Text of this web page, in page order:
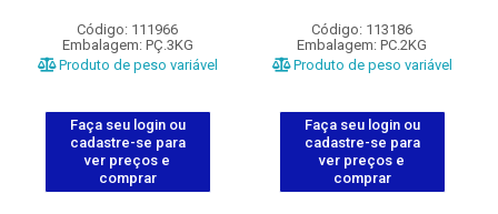
Código: 111966
Embalagem: PÇ.3KG
Produto de peso variável
Faça seu login ou
cadastre-se para
ver preços e
comprar
Código: 113186
Embalagem: PC.2KG
Produto de peso variável
Faça seu login ou
cadastre-se para
ver preços e
comprar